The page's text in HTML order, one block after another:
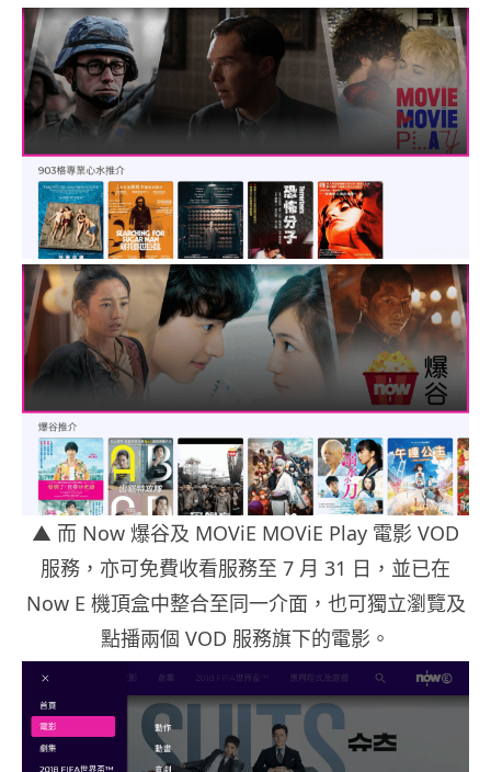
▲ 而 Now 爆谷及 MOViE MOViE Play 電影 VOD
服務，亦可免費收看服務至 7 月 31 日，並已在
Now E 機頂盒中整合至同一介面，也可獨立瀏覽及
點播兩個 VOD 服務旗下的電影。